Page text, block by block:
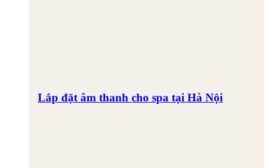
Lắp đặt âm thanh cho spa tại Hà Nội